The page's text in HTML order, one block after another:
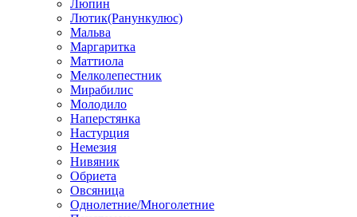
Люпин
Лютик(Ранункулюс)
Мальва
Маргаритка
Маттиола
Мелколепестник
Мирабилис
Молодило
Наперстянка
Настурция
Немезия
Нивяник
Обриета
Овсяница
Однолетние/Многолетние